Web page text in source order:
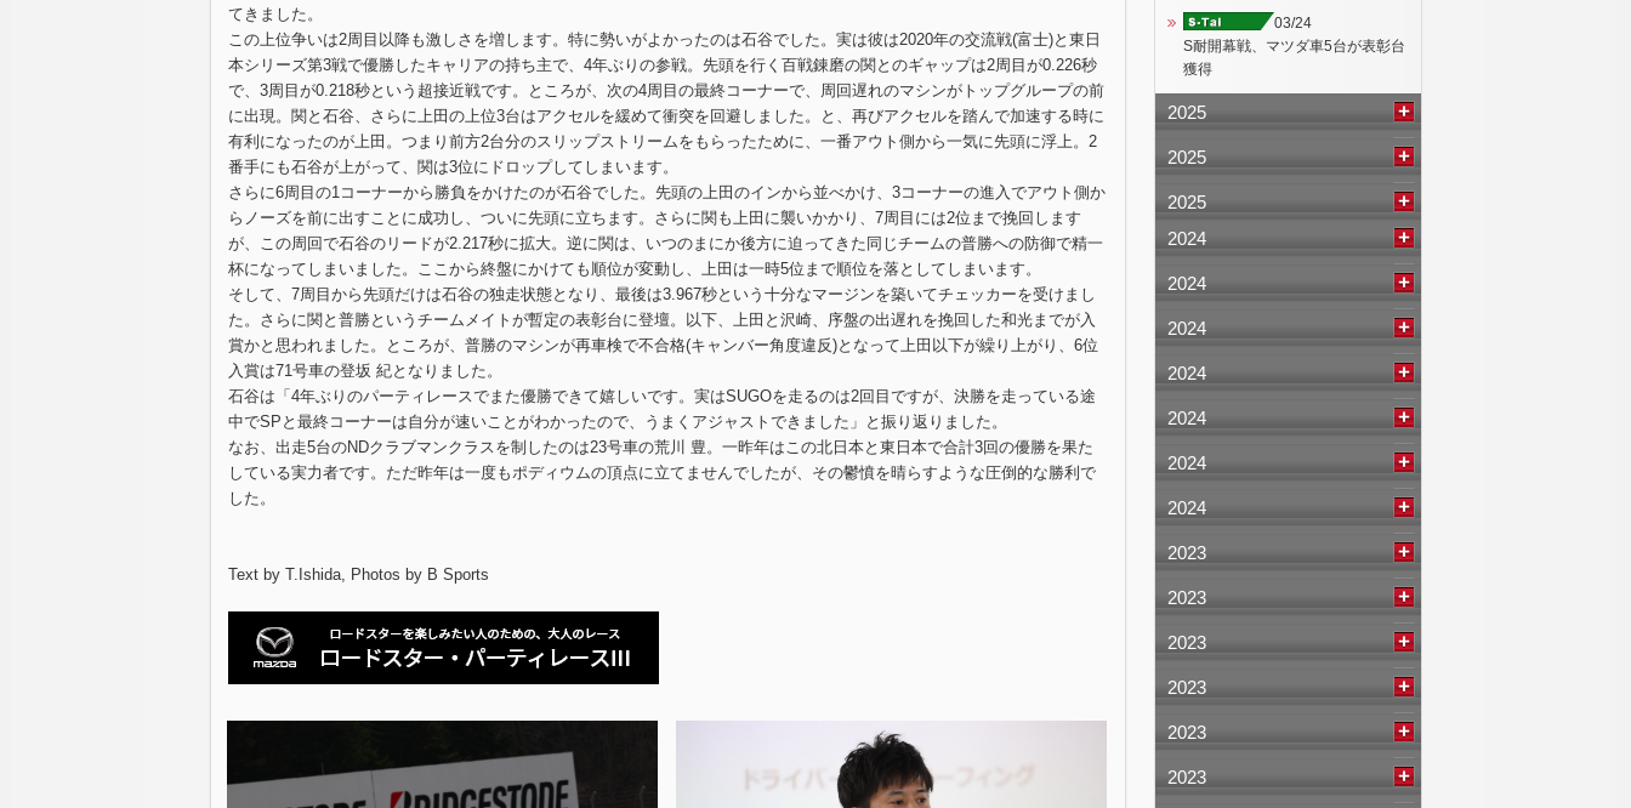
てきました。
この上位争いは2周目以降も激しさを増します。特に勢いがよかったのは石谷でした。実は彼は2020年の交流戦(富士)と東日
本シリーズ第3戦で優勝したキャリアの持ち主で、4年ぶりの参戦。先頭を行く百戦錬磨の関とのギャップは2周目が0.226秒
で、3周目が0.218秒という超接近戦です。ところが、次の4周目の最終コーナーで、周回遅れのマシンがトップグループの前
に出現。関と石谷、さらに上田の上位3台はアクセルを緩めて衝突を回避しました。と、再びアクセルを踏んで加速する時に
有利になったのが上田。つまり前方2台分のスリップストリームをもらったために、一番アウト側から一気に先頭に浮上。2
番手にも石谷が上がって、関は3位にドロップしてしまいます。
さらに6周目の1コーナーから勝負をかけたのが石谷でした。先頭の上田のインから並べかけ、3コーナーの進入でアウト側か
らノーズを前に出すことに成功し、ついに先頭に立ちます。さらに関も上田に襲いかかり、7周目には2位まで挽回します
が、この周回で石谷のリードが2.217秒に拡大。逆に関は、いつのまにか後方に迫ってきた同じチームの普勝への防御で精一
杯になってしまいました。ここから終盤にかけても順位が変動し、上田は一時5位まで順位を落としてしまいます。
そして、7周目から先頭だけは石谷の独走状態となり、最後は3.967秒という十分なマージンを築いてチェッカーを受けまし
た。さらに関と普勝というチームメイトが暫定の表彰台に登壇。以下、上田と沢崎、序盤の出遅れを挽回した和光までが入
賞かと思われました。ところが、普勝のマシンが再車検で不合格(キャンバー角度違反)となって上田以下が繰り上がり、6位
入賞は71号車の登坂 紀となりました。
石谷は「4年ぶりのパーティレースでまた優勝できて嬉しいです。実はSUGOを走るのは2回目ですが、決勝を走っている途
中でSPと最終コーナーは自分が速いことがわかったので、うまくアジャストできました」と振り返りました。
なお、出走5台のNDクラブマンクラスを制したのは23号車の荒川 豊。一昨年はこの北日本と東日本で合計3回の優勝を果た
している実力者です。ただ昨年は一度もポディウムの頂点に立てませんでしたが、その鬱憤を晴らすような圧倒的な勝利で
した。
Text by T.Ishida, Photos by B Sports
03/24
S耐開幕戦、マツダ車5台が表彰台
獲得
2025
2025
2025
2024
2024
2024
2024
2024
2024
2024
2023
2023
2023
2023
2023
2023